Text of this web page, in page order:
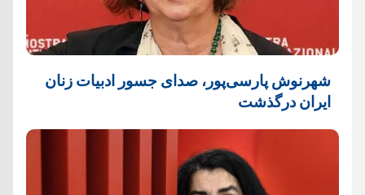
شهرنوش پارسی‌پور، صدای جسور ادبیات زنان
ایران درگذشت